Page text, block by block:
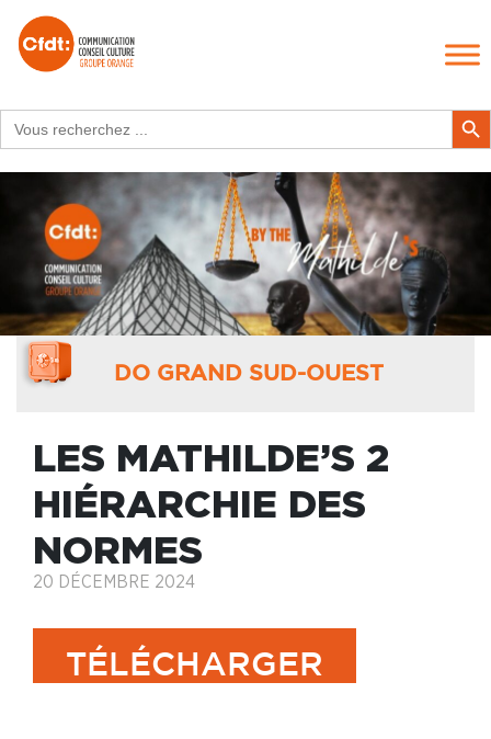
for:
Search
DO GRAND SUD-OUEST
LES MATHILDE’S 2
HIÉRARCHIE DES
NORMES
20 DÉCEMBRE 2024
TÉLÉCHARGER